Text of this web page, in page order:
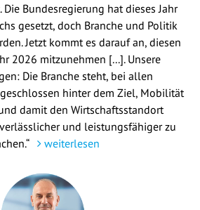
Bundesregierung hat dieses Jahr
gesetzt, doch Branche und Politik
Jetzt kommt es darauf an, diesen
2026 mitzunehmen [...]. Unsere
Die Branche steht, bei allen
hinter dem Ziel, Mobilität
damit den Wirtschaftsstandort
und leistungsfähiger zu
weiterlesen